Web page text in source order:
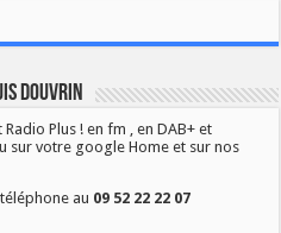
Douvrin
Plus ! en fm , en DAB+ et
sur votre google Home et sur nos
au 09 52 22 22 07